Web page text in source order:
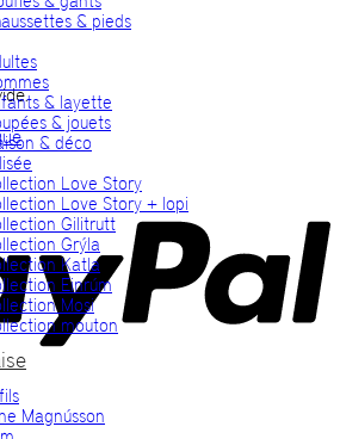
& pieds
& layette
& jouets
& déco
Love Story
Love Story + lopi
Gilitrutt
Grýla
Katla
Einrúm
Mosi
mouton
Magnússon